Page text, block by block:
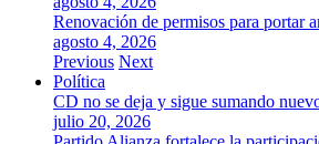
Renovación de permisos para portar
agosto 4, 2026
Previous Next
Política
CD no se deja y sigue sumando
julio 20, 2026